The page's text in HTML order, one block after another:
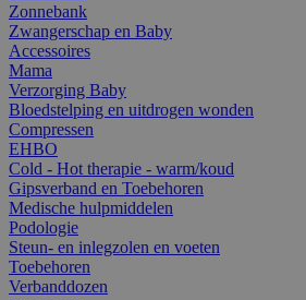
Zonnebank
Zwangerschap en Baby
Accessoires
Mama
Verzorging Baby
Bloedstelping en uitdrogen wonden
Compressen
EHBO
Cold - Hot therapie - warm/koud
Gipsverband en Toebehoren
Medische hulpmiddelen
Podologie
Steun- en inlegzolen en voeten
Toebehoren
Verbanddozen